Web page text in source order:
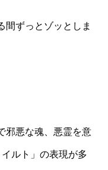
間ずっとゾッとしま
邪悪な魂、悪霊を意
ルト」の表現が多